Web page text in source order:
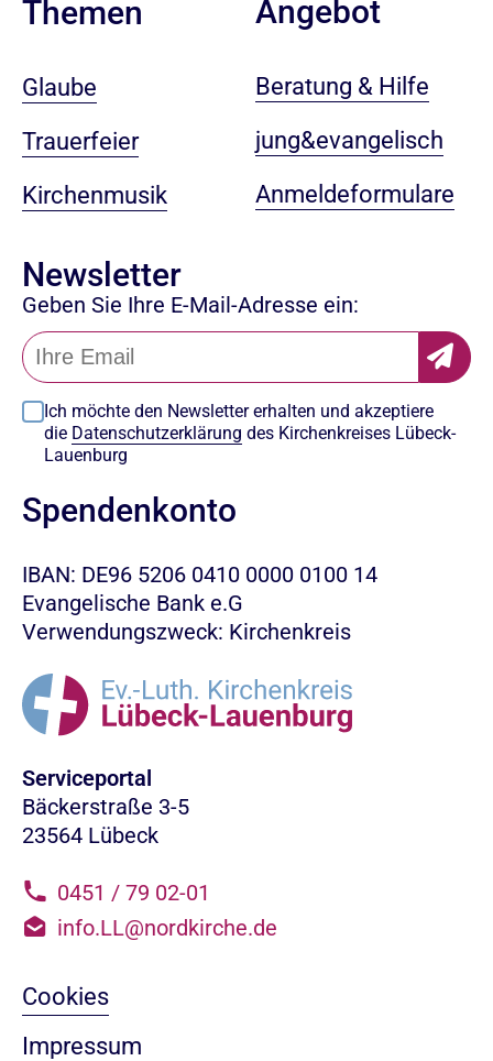
Themen
Glaube
Trauerfeier
Kirchenmusik
Angebot
Beratung & Hilfe
jung&evangelisch
Anmeldeformulare
Newsletter
Geben Sie Ihre E-Mail-Adresse ein:
Ich möchte den Newsletter erhalten und akzeptiere
die Datenschutzerklärung des Kirchenkreises Lübeck-
Lauenburg
Spendenkonto
IBAN: DE96 5206 0410 0000 0100 14
Evangelische Bank e.G
Verwendungszweck: Kirchenkreis
Serviceportal
Bäckerstraße 3-5
23564 Lübeck
0451 / 79 02-01
info.LL@nordkirche.de
Cookies
Impressum